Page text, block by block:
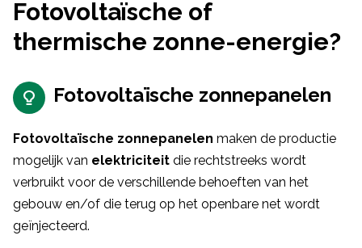
Fotovoltaïsche of
thermische zonne-energie?
Fotovoltaïsche zonnepanelen
Fotovoltaïsche zonnepanelen maken de productie
mogelijk van elektriciteit die rechtstreeks wordt
verbruikt voor de verschillende behoeften van het
gebouw en/of die terug op het openbare net wordt
geïnjecteerd.